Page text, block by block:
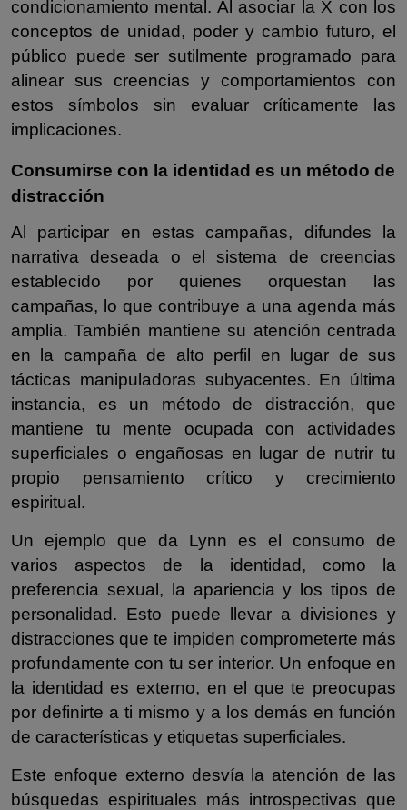
condicionamiento mental. Al asociar la X con los
conceptos de unidad, poder y cambio futuro, el
público puede ser sutilmente programado para
alinear sus creencias y comportamientos con
estos símbolos sin evaluar críticamente las
implicaciones.
Consumirse con la identidad es un método de
distracción
Al participar en estas campañas, difundes la
narrativa deseada o el sistema de creencias
establecido por quienes orquestan las
campañas, lo que contribuye a una agenda más
amplia. También mantiene su atención centrada
en la campaña de alto perfil en lugar de sus
tácticas manipuladoras subyacentes. En última
instancia, es un método de distracción, que
mantiene tu mente ocupada con actividades
superficiales o engañosas en lugar de nutrir tu
propio pensamiento crítico y crecimiento
espiritual.
Un ejemplo que da Lynn es el consumo de
varios aspectos de la identidad, como la
preferencia sexual, la apariencia y los tipos de
personalidad. Esto puede llevar a divisiones y
distracciones que te impiden comprometerte más
profundamente con tu ser interior. Un enfoque en
la identidad es externo, en el que te preocupas
por definirte a ti mismo y a los demás en función
de características y etiquetas superficiales.
Este enfoque externo desvía la atención de las
búsquedas espirituales más introspectivas que